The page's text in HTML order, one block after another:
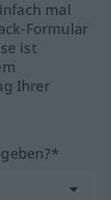
mal
Formular
ist
Ihrer